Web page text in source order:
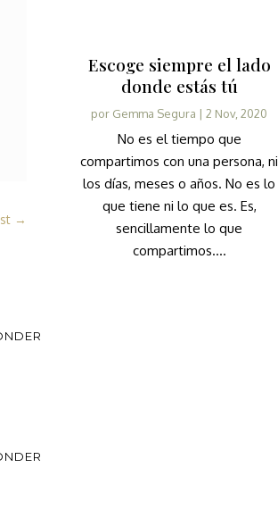
→
Escoge siempre el lado
donde estás tú
por Gemma Segura |2 Nov, 2020
No es el tiempo que
compartimos con una persona, ni
los días, meses o años. No es lo
que tiene ni lo que es. Es,
sencillamente lo que
compartimos....